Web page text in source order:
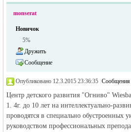
жизнь и
monserat
Новичок
5%
Дружить
Сообщение
Опубликовано 12.3.2015 23:36:35 Сообщения
Центр детского развития "Огниво"
1. 4г. до 10 лет на интеллектуально-
проводятся в специально обустроенных
руководством профессиональных